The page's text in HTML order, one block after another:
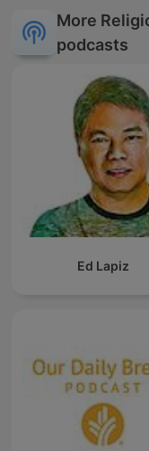
More
podcasts
Ed Lapiz